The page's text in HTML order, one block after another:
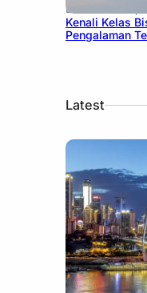
December 27,
Kenali Kelas
Pengalaman
Latest